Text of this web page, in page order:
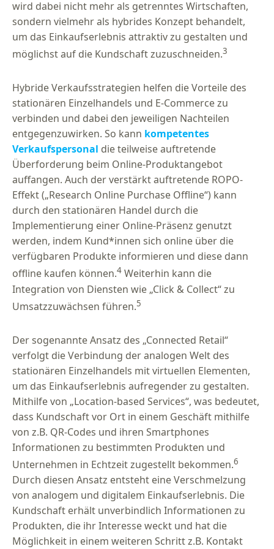
wird dabei nicht mehr als getrenntes Wirtschaften,
sondern vielmehr als hybrides Konzept behandelt,
um das Einkaufserlebnis attraktiv zu gestalten und
möglichst auf die Kundschaft zuzuschneiden.3
Hybride Verkaufsstrategien helfen die Vorteile des
stationären Einzelhandels und E-Commerce zu
verbinden und dabei den jeweiligen Nachteilen
entgegenzuwirken. So kann kompetentes
Verkaufspersonal die teilweise auftretende
Überforderung beim Online-Produktangebot
auffangen. Auch der verstärkt auftretende ROPO-
Effekt („Research Online Purchase Offline“) kann
durch den stationären Handel durch die
Implementierung einer Online-Präsenz genutzt
werden, indem Kund*innen sich online über die
verfügbaren Produkte informieren und diese dann
offline kaufen können.4 Weiterhin kann die
Integration von Diensten wie „Click & Collect“ zu
Umsatzzuwächsen führen.5
Der sogenannte Ansatz des „Connected Retail“
verfolgt die Verbindung der analogen Welt des
stationären Einzelhandels mit virtuellen Elementen,
um das Einkaufserlebnis aufregender zu gestalten.
Mithilfe von „Location-based Services“, was bedeutet,
dass Kundschaft vor Ort in einem Geschäft mithilfe
von z.B. QR-Codes und ihren Smartphones
Informationen zu bestimmten Produkten und
Unternehmen in Echtzeit zugestellt bekommen.6
Durch diesen Ansatz entsteht eine Verschmelzung
von analogem und digitalem Einkaufserlebnis. Die
Kundschaft erhält unverbindlich Informationen zu
Produkten, die ihr Interesse weckt und hat die
Möglichkeit in einem weiteren Schritt z.B. Kontakt